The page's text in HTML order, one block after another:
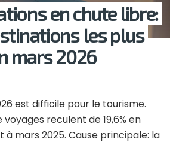
en chute libre:
les plus
mars 2026
est difficile pour le tourisme.
reculent de 19,6% en
mars 2025. Cause principale: la